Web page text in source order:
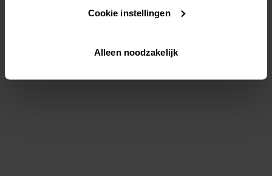
Lees hier meer over in onsprivacybeleid
Via "Cookie instellingen" kun je ook zelf instellen welke
Cookie instellingen
Alleen noodzakelijk